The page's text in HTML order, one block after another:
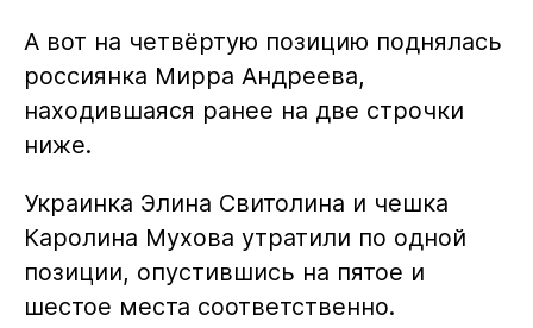
А вот на четвёртую позицию поднялась
россиянка Мирра Андреева,
находившаяся ранее на две строчки
ниже.
Украинка Элина Свитолина и чешка
Каролина Мухова утратили по одной
позиции, опустившись на пятое и
шестое места соответственно.